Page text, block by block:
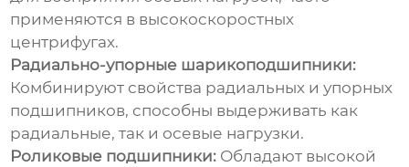
применяются в высокоскоростных
центрифугах.
Радиально-упорные шарикоподшипники:
Комбинируют свойства радиальных и упорных
подшипников, способны выдерживать как
радиальные, так и осевые нагрузки.
Роликовые подшипники: Обладают высокой